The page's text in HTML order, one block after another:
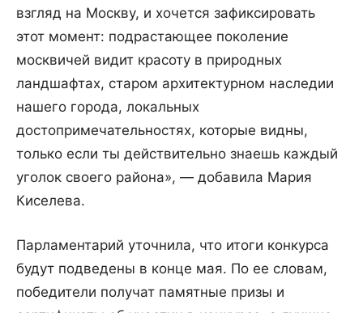
взгляд на Москву, и хочется зафиксировать
этот момент: подрастающее поколение
москвичей видит красоту в природных
ландшафтах, старом архитектурном наследии
нашего города, локальных
достопримечательностях, которые видны,
только если ты действительно знаешь каждый
уголок своего района», — добавила Мария
Киселева.
Парламентарий уточнила, что итоги конкурса
будут подведены в конце мая. По ее словам,
победители получат памятные призы и